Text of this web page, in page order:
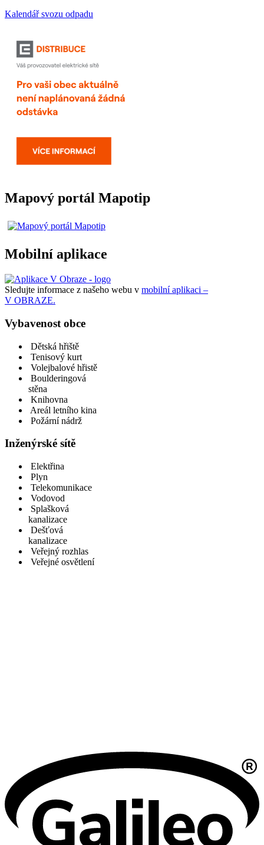
Kalendář svozu odpadu
Mapový portál Mapotip
Mobilní aplikace
Sledujte informace z našeho webu v mobilní aplikaci –
V OBRAZE.
Vybavenost obce
Dětská hřiště
Tenisový kurt
Volejbalové hřistě
Boulderingová
stěna
Knihovna
Areál letního kina
Požární nádrž
Inženýrské sítě
Elektřina
Plyn
Telekomunikace
Vodovod
Splašková
kanalizace
Dešťová
kanalizace
Veřejný rozhlas
Veřejné osvětlení